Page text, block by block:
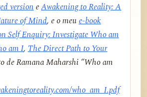
versioneAwakening to Reality: A
of Mind, e o meue-book
Self Enquiry: Investigate Who am
am I, The Direct Path to Your
de Ramana Maharshi “Who am
who_am_I.pdf